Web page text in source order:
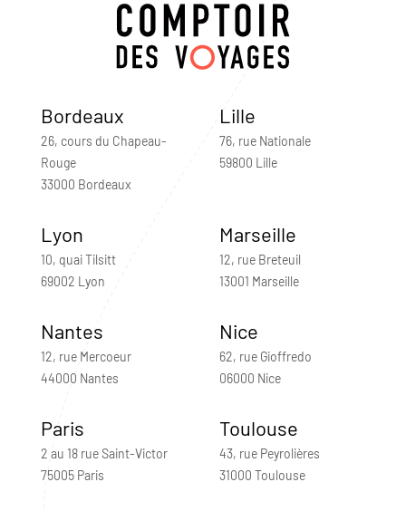
Bordeaux
26, cours du Chapeau-
Rouge
33000 Bordeaux
Lille
76, rue Nationale
59800 Lille
Lyon
10, quai Tilsitt
69002 Lyon
Marseille
12, rue Breteuil
13001 Marseille
Nantes
12, rue Mercoeur
44000 Nantes
Nice
62, rue Gioffredo
06000 Nice
Paris
2 au 18 rue Saint-Victor
75005 Paris
Toulouse
43, rue Peyrolières
31000 Toulouse